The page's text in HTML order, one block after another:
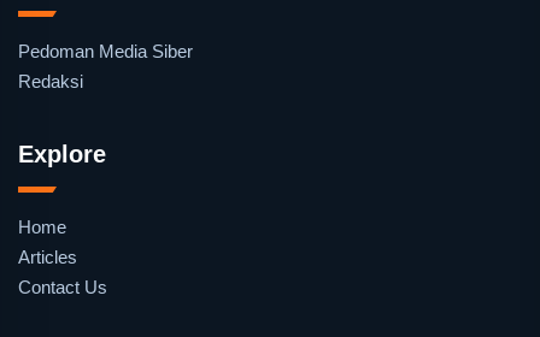
Pedoman Media Siber
Redaksi
Explore
Home
Articles
Contact Us